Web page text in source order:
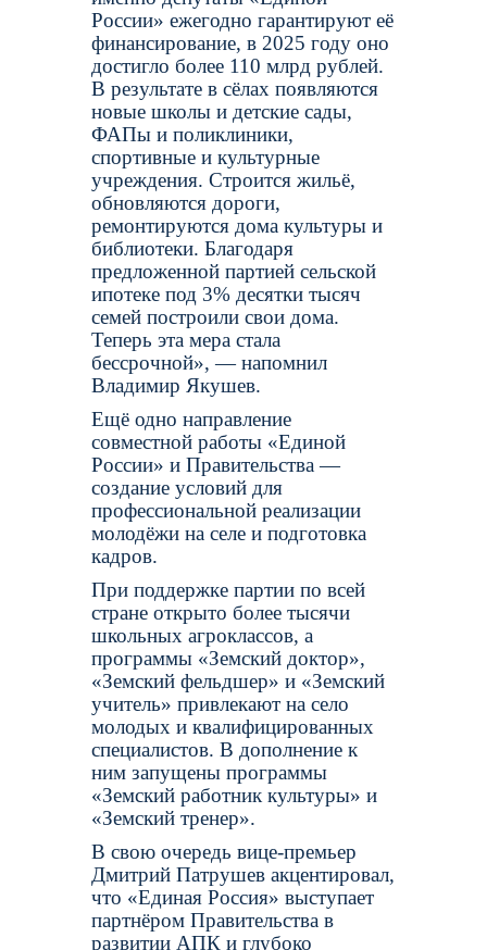
России» ежегодно гарантируют её
финансирование, в 2025 году оно
достигло более 110 млрд рублей.
В результате в сёлах появляются
новые школы и детские сады,
ФАПы и поликлиники,
спортивные и культурные
учреждения. Строится жильё,
обновляются дороги,
ремонтируются дома культуры и
библиотеки. Благодаря
предложенной партией сельской
ипотеке под 3% десятки тысяч
семей построили свои дома.
Теперь эта мера стала
бессрочной», — напомнил
Владимир Якушев.
Ещё одно направление
совместной работы «Единой
России» и Правительства —
создание условий для
профессиональной реализации
молодёжи на селе и подготовка
кадров.
При поддержке партии по всей
стране открыто более тысячи
школьных агроклассов, а
программы «Земский доктор»,
«Земский фельдшер» и «Земский
учитель» привлекают на село
молодых и квалифицированных
специалистов. В дополнение к
ним запущены программы
«Земский работник культуры» и
«Земский тренер».
В свою очередь вице-премьер
Дмитрий Патрушев акцентировал,
что «Единая Россия» выступает
партнёром Правительства в
развитии АПК и глубоко